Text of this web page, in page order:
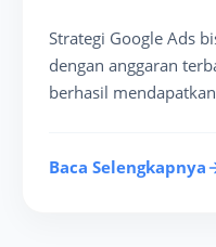
Strategi Google Ads
dengan anggaran
berhasil
Baca Selengkapnya